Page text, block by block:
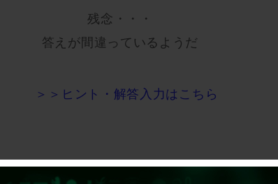
残念・・・
答えが間違っているようだ
＞＞ヒント・解答入力はこちら